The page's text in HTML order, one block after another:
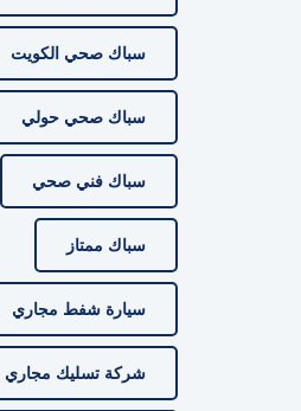
سباك صحي الكويت
سباك صحي حولي
سباك فني صحي
سباك ممتاز
سيارة شفط مجاري
شركة تسليك مجاري